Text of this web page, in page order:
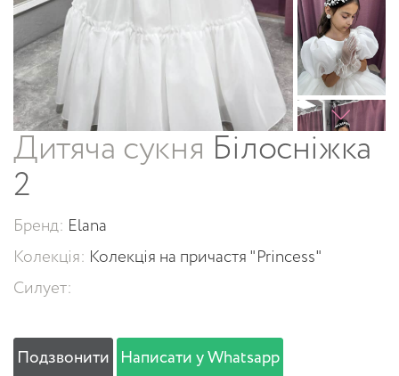
Дитяча сукня Білосніжка
2
Бренд: Elana
Колекція: Колекція на причастя "Princess"
Силует:
Подзвонити Написати у Whatsapp